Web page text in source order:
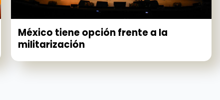
México tiene opción frente a la
militarización